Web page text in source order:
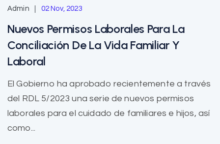
Admin 02 Nov, 2023
Nuevos Permisos Laborales Para La
Conciliación De La Vida Familiar Y
Laboral
El Gobierno ha aprobado recientemente a través
del RDL 5/2023 una serie de nuevos permisos
laborales para el cuidado de familiares e hijos, así
como...